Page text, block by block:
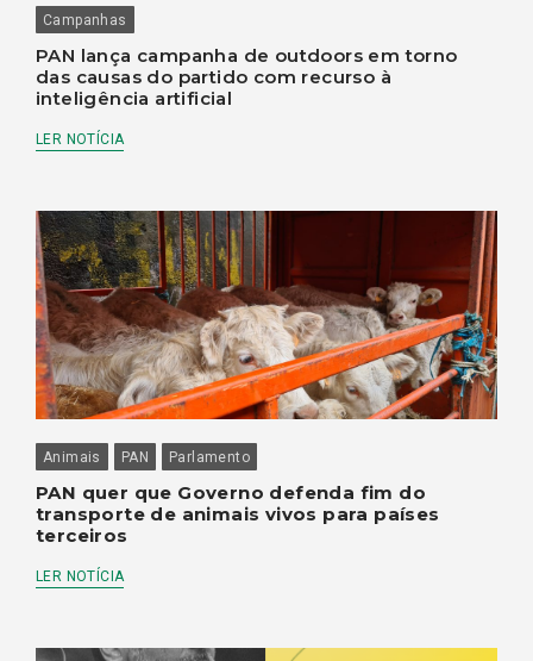
Campanhas
PAN lança campanha de outdoors em torno
das causas do partido com recurso à
inteligência artificial
LER NOTÍCIA
Animais PAN Parlamento
PAN quer que Governo defenda fim do
transporte de animais vivos para países
terceiros
LER NOTÍCIA